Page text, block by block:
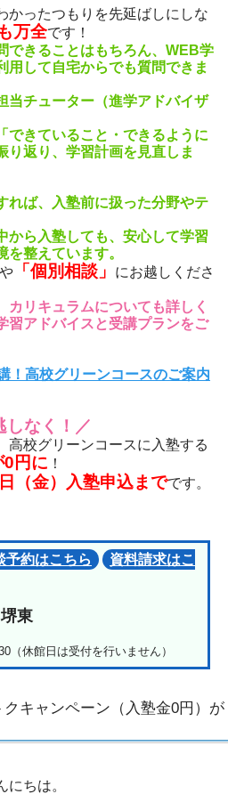
かったつもりを先延ばしにしな
万全です！
できることはもちろん、WEB学
用して自宅からでも質問できま
当チューター（進学アドバイザ
できていること・できるように
り返り、学習計画を見直しま
れば、入塾前に扱った分野やテ
から入塾しても、安心して学習
整えています。
や 「個別相談」
にお越しくださ
カリキュラムについても詳しく
習アドバイスと受講プランをご
！高校グリーンコースのご案内
しなく！／
高校グリーンコースに入塾する
0円に ！
（金）入塾申込までです。
予約はこちら
資料請求はこ
東
（休館日は受付を行いません）
クキャンペーン（入塾金0円）が
ちは。